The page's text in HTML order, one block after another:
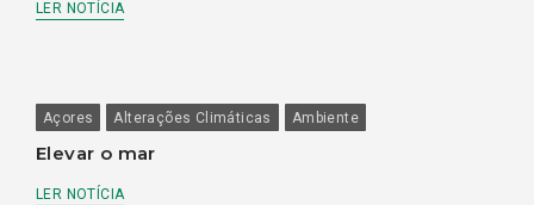
LER NOTÍCIA
Açores Alterações Climáticas Ambiente
Elevar o mar
LER NOTÍCIA